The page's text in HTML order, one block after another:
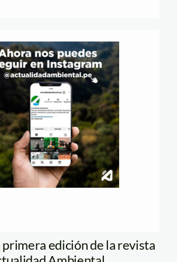
primera edición de la revista